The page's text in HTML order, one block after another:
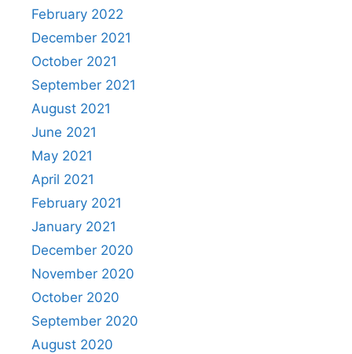
February 2022
December 2021
October 2021
September 2021
August 2021
June 2021
May 2021
April 2021
February 2021
January 2021
December 2020
November 2020
October 2020
September 2020
August 2020